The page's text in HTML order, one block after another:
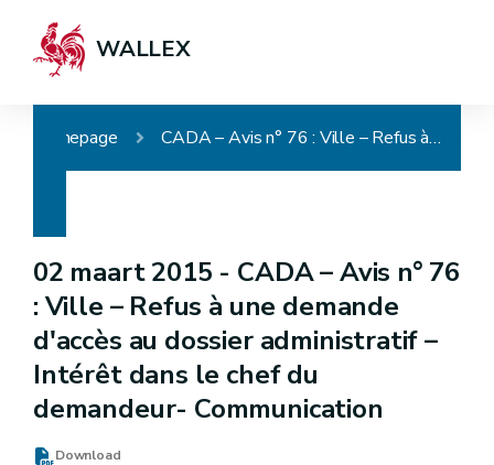
WALLEX
Homepage CADA – Avis n° 76 : Ville – Refus à une demande d'accès au dossier administratif – Intérêt dans le chef du demandeur- Communication
02 maart 2015 - CADA – Avis n° 76
: Ville – Refus à une demande
d'accès au dossier administratif –
Intérêt dans le chef du
demandeur- Communication
Download